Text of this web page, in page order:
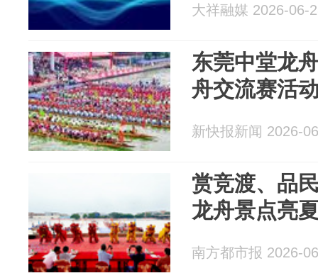
大祥融媒 2026-06-
东莞中堂龙
舟交流赛活
新快报新闻 2026-
赏竞渡、品
龙舟景点亮
南方都市报 2026-